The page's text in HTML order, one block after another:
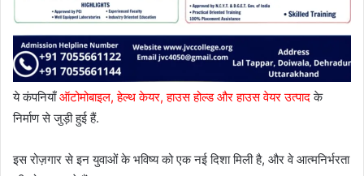
ये कंपनियाँऑटोमोबाइल, हेल्थ केयर, हाउस होल्ड और हाउस वेयर उत्पादके
निर्माण से जुड़ी हुई हैं.
इस रोज़गार से इन युवाओं के भविष्य को एक नई दिशा मिली है, और वे आत्मनिर्भरता